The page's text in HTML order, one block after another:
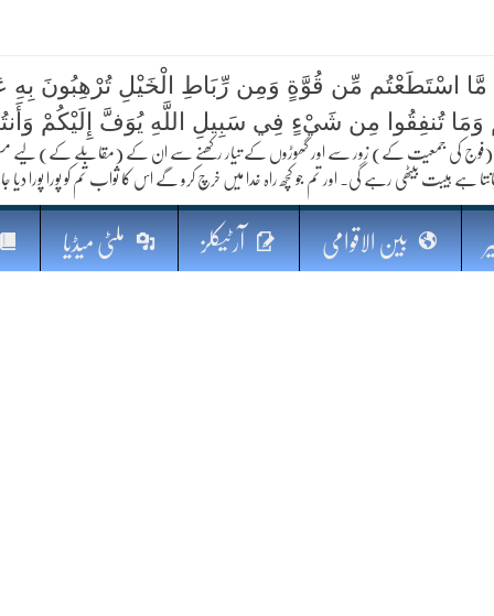
مستقبل
مَّا اسْتَطَعْتُم مِّن قُوَّةٍ وَمِن رِّبَاطِ الْخَيْلِ تُرْهِبُونَ بِهِ
وَمَا تُنفِقُوا مِن شَيْءٍ فِي سَبِيلِ اللَّهِ يُوَفَّ إِلَيْكُمْ وَأَنتُمْ
کی جمعیت کے) زور سے اور گھوڑوں کے تیار رکھنے سے ان کے (مقابلے کے) لیے مستعد
ہے ہیبت بیٹھی رہے گی۔ اور تم جو کچھ راہ خدا میں خرچ کرو گے اس کا ثواب تم کو پورا پورا دیا
بین الاقوامی آرٹیکلز ملٹی میڈیا